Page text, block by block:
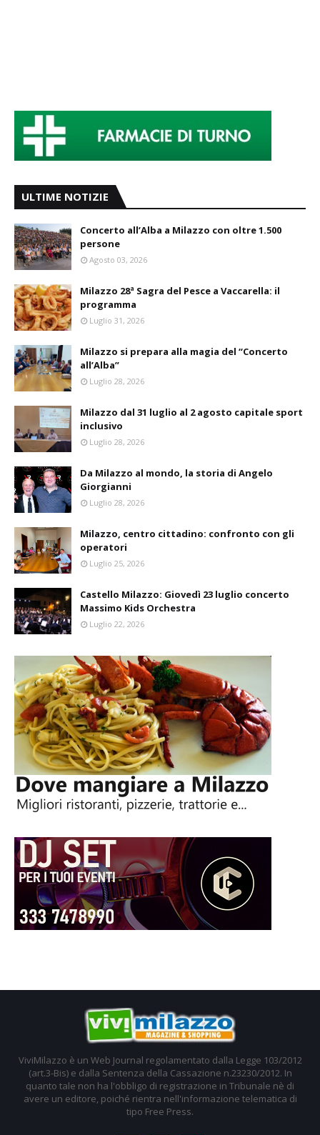
ULTIME NOTIZIE
Concerto all’Alba a Milazzo con oltre 1.500
persone
Agosto 03, 2026
Milazzo 28ª Sagra del Pesce a Vaccarella: il
programma
Luglio 31, 2026
Milazzo si prepara alla magia del “Concerto
all’Alba”
Luglio 28, 2026
Milazzo dal 31 luglio al 2 agosto capitale sport
inclusivo
Luglio 28, 2026
Da Milazzo al mondo, la storia di Angelo
Giorgianni
Luglio 28, 2026
Milazzo, centro cittadino: confronto con gli
operatori
Luglio 25, 2026
Castello Milazzo: Giovedì 23 luglio concerto
Massimo Kids Orchestra
Luglio 22, 2026
ViviMilazzo è un Web Journal regolamentato dalla Legge 103/2012
(art.3-Bis) e dalla Sentenza della Cassazione n.23230/2012. In
quanto tale non ha l'obbligo di registrazione in Tribunale nè di
avere un editore, poiché rientra nell'informazione telematica di
tipo Free Press.